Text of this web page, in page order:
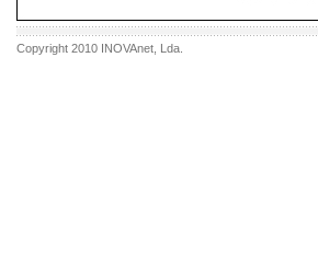
Copyright 2010 INOVAnet , Lda.